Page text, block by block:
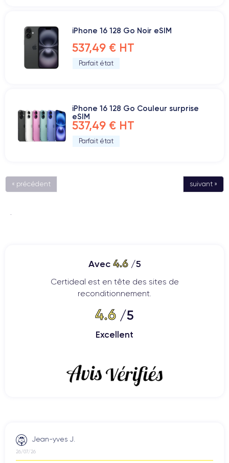
iPhone 16 128 Go Noir eSIM
537,49 € HT
Parfait état
iPhone 16 128 Go Couleur surprise
eSIM
537,49 € HT
Parfait état
« précédent suivant »
.
Avec 4.6/5
Certideal est en tête des sites de
reconditionnement.
4.6 /5
Excellent
Jean-yves J.
26/07/26